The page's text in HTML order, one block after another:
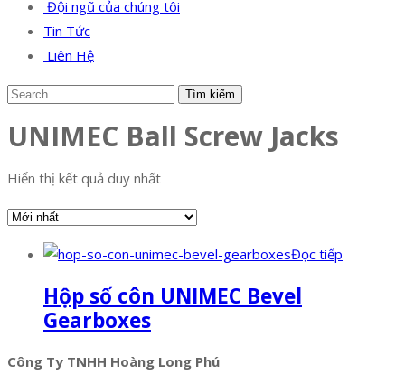
Đội ngũ của chúng tôi
Tin Tức
Liên Hệ
UNIMEC Ball Screw Jacks
Hiển thị kết quả duy nhất
Đọc tiếp
Hộp số côn UNIMEC Bevel
Gearboxes
Công Ty TNHH Hoàng Long Phú